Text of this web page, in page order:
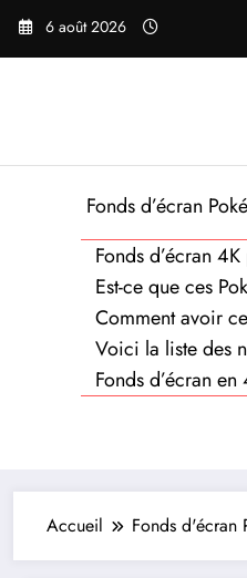
Aller
6 août 2026
Fonds d’écran
Fonds d’écran
Est-ce que ces
Comment avoir
Voici la liste des
Fonds d’écran
Accueil Fonds d'écran